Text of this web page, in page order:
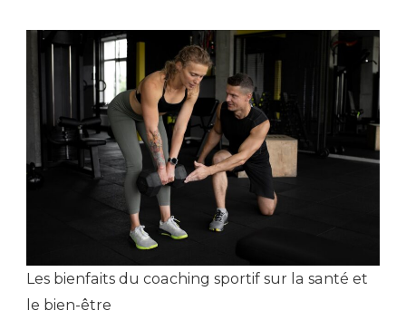
Les bienfaits du coaching sportif sur la santé et
le bien-être